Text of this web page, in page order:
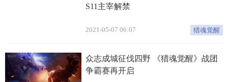
S11主宰解禁
2021-05-07 06:07 猎魂觉醒
众志成城征伐四野 《猎魂觉醒》战团
争霸赛再开启